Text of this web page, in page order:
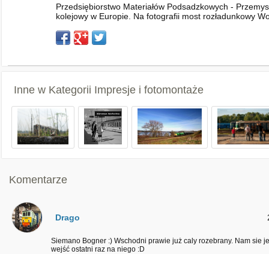
Przedsiębiorstwo Materiałów Podsadzkowych -
kolejowy w Europie. Na fotografii most rozładunkowy
Inne w Kategorii Impresje i fotomontaże
Komentarze
Drago
Siemano Bogner :) Wschodni prawie już caly rozebrany. Nam sie
wejść ostatni raz na niego :D